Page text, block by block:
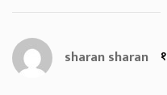
sharan sharan